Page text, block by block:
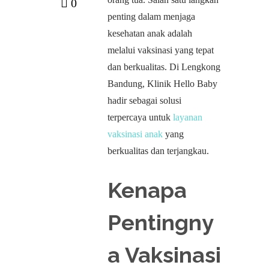
0
penting dalam menjaga
kesehatan anak adalah
melalui vaksinasi yang tepat
dan berkualitas. Di Lengkong
Bandung, Klinik Hello Baby
hadir sebagai solusi
terpercaya untuk layanan
vaksinasi anak yang
berkualitas dan terjangkau.
Kenapa
Pentingny
a Vaksinasi